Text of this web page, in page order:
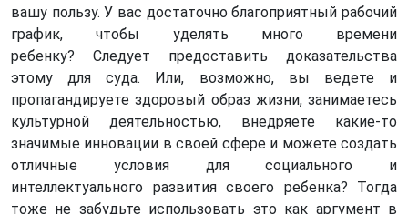
вашу пользу. У вас достаточно благоприятный рабочий
график, чтобы уделять много времени
ребенку? Следует предоставить доказательства
этому для суда. Или, возможно, вы ведете и
пропагандируете здоровый образ жизни, занимаетесь
культурной деятельностью, внедряете какие-то
значимые инновации в своей сфере и можете создать
отличные условия для социального и
интеллектуального развития своего ребенка? Тогда
тоже не забудьте использовать это как аргумент в